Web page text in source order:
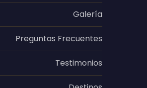
Galería
Preguntas Frecuentes
Testimonios